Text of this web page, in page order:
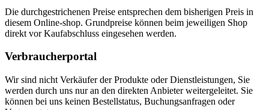
Die durchgestrichenen Preise entsprechen dem bisherigen Preis in
diesem Online-shop. Grundpreise können beim jeweiligen Shop
direkt vor Kaufabschluss eingesehen werden.
Verbraucherportal
Wir sind nicht Verkäufer der Produkte oder Dienstleistungen, Sie
werden durch uns nur an den direkten Anbieter weitergeleitet. Sie
können bei uns keinen Bestellstatus, Buchungsanfragen oder